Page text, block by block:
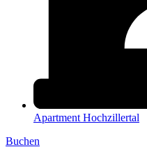
Apartment Hochzillertal
Buchen